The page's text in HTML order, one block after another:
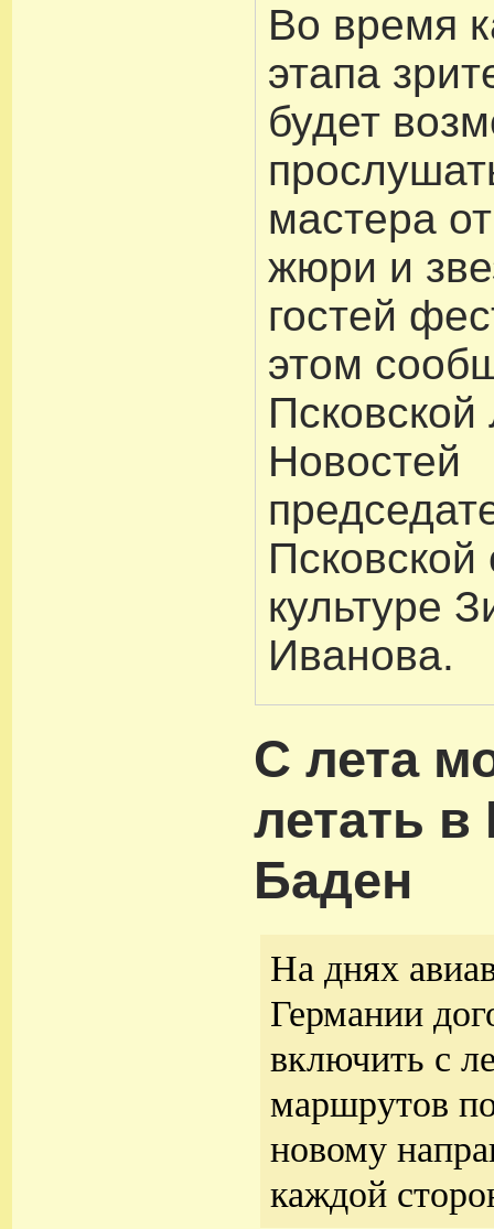
Во время
этапа
будет
мастера
жюри и
гостей
этом
Псковской
Новостей
Псковской
культуре
Иванова.
С лета
летать
Баден
На днях
Германии
включить с
маршрутов
новому
каждой